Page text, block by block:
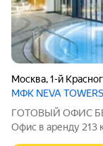
Москва,1-й
МФК NEVA TOWERS
ГОТОВЫЙ ОФИС БЕЗ КОМИССИИ АРЕНДНЫЕ КАНИКУЛЫ
Офис в аренду 213